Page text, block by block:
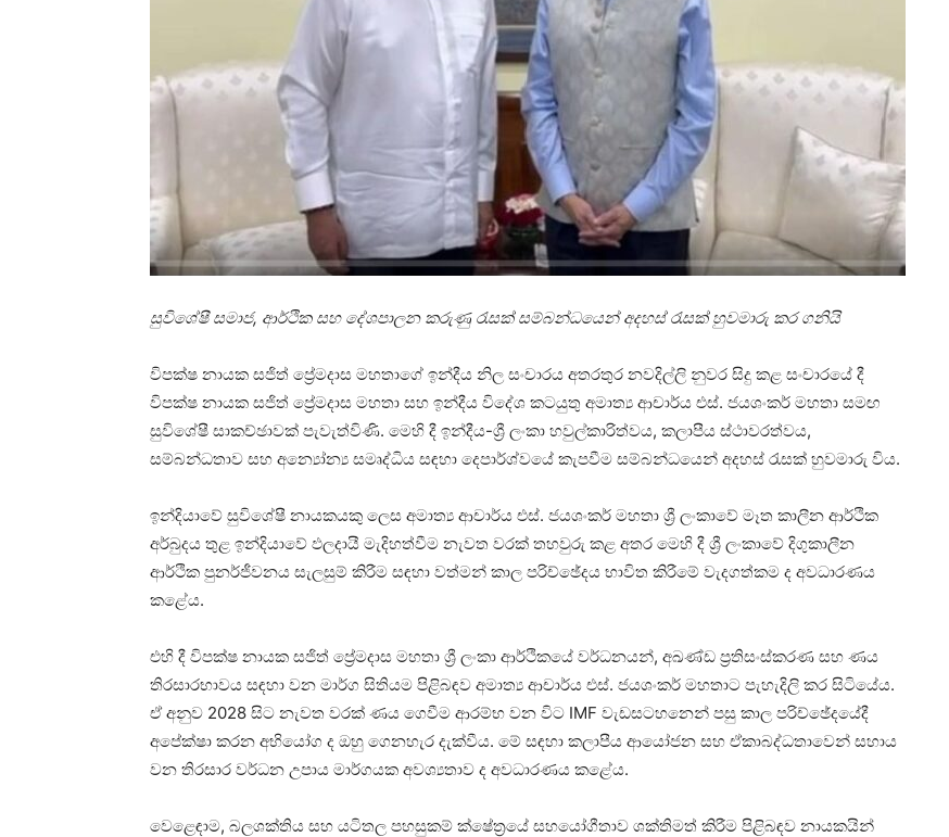
සුවිශේෂී සමාජ, ආර්ථික සහ දේශපාලන කරුණු රැසක් සම්බන්ධයෙන් අදහස් රැසක් හුවමාරු කර ගනියි
විපක්ෂ නායක සජිත් ප්‍රේමදාස මහතාගේ ඉන්දීය නිල සංචාරය අතරතුර නවදිල්ලි නුවර සිදු කළ සංචාරයේ දී
විපක්ෂ නායක සජිත් ප්‍රේමදාස මහතා සහ ඉන්දීය විදේශ කටයුතු අමාත්‍ය ආචාර්ය එස්. ජයශංකර් මහතා සමඟ
සුවිශේෂී සාකච්ඡාවක් පැවැත්විණි. මෙහි දී ඉන්දීය-ශ්‍රී ලංකා හවුල්කාරිත්වය, කලාපීය ස්ථාවරත්වය,
සම්බන්ධතාව සහ අන්‍යෝන්‍ය සමෘද්ධිය සඳහා දෙපාර්ශ්වයේ කැපවීම සම්බන්ධයෙන් අදහස් රැසක් හුවමාරු විය.
ඉන්දියාවේ සුවිශේෂී නායකයකු ලෙස අමාත්‍ය ආචාර්ය එස්. ජයශංකර් මහතා ශ්‍රී ලංකාවේ මෑත කාලීන ආර්ථික
අර්බුදය තුළ ඉන්දියාවේ ඵලදායී මැදිහත්වීම නැවත වරක් තහවුරු කළ අතර මෙහි දී ශ්‍රී ලංකාවේ දිගුකාලීන
ආර්ථික පුනර්ජීවනය සැලසුම් කිරීම සඳහා වත්මන් කාල පරිච්ඡේදය භාවිත කිරීමේ වැදගත්කම ද අවධාරණය
කළේය.
එහි දී විපක්ෂ නායක සජිත් ප්‍රේමදාස මහතා ශ්‍රී ලංකා ආර්ථිකයේ වර්ධනයන්, අඛණ්ඩ ප්‍රතිසංස්කරණ සහ ණය
තිරසාරභාවය සඳහා වන මාර්ග සිතියම පිළිබඳව අමාත්‍ය ආචාර්ය එස්. ජයශංකර් මහතාට පැහැදිලි කර සිටියේය.
ඒ අනුව 2028 සිට නැවත වරක් ණය ගෙවීම ආරම්භ වන විට IMF වැඩසටහනෙන් පසු කාල පරිච්ඡේදයේදී
අපේක්ෂා කරන අභියෝග ද ඔහු ගෙනහැර දැක්වීය. මේ සඳහා කලාපීය ආයෝජන සහ ඒකාබද්ධතාවෙන් සහාය
වන තිරසාර වර්ධන උපාය මාර්ගයක අවශ්‍යතාව ද අවධාරණය කළේය.
වෙළෙඳාම, බලශක්තිය සහ යටිතල පහසුකම් ක්ෂේත්‍රයේ සහයෝගීතාව ශක්තිමත් කිරීම පිළිබඳව නායකයින්